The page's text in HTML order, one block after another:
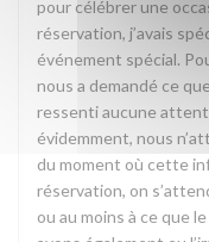
pour célébrer une
réservation, j’avais
événement spécial.
nous a demandé ce
ressenti aucune
évidemment, nous
du moment où cette
réservation, on
ou au moins à ce que